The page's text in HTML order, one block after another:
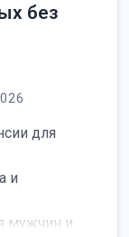
без
для
и
мужчин и